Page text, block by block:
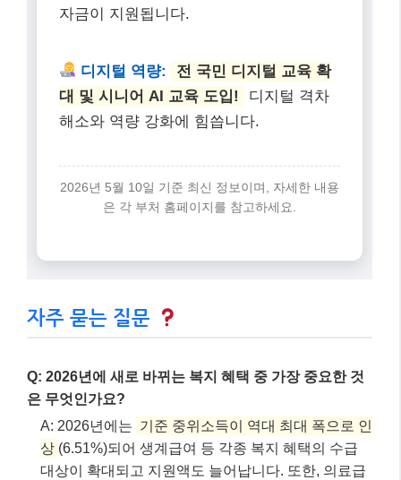
자주 묻는 질문
Q: 2026년에 새로 바뀌는 복지 혜택 중 가장 중요한 것
A: 2026년에는 기준 중위소득이 역대 최대 폭으로 인
(6.51%)되어 생계급여 등 각종 복지 혜택의 수급
대상이 확대되고 지원액도 늘어납니다. 또한, 의료급
어들 것으로 예상됩니다.
자산 형성 지원을 받을 수 있나요?
이 종료되었으며, 2026년부터는 ‘청년미래적금’ 이
새롭게 출시됩니다. 기존 도약계좌의 긴 납입 기간을
보완하여 짧은 기간 동안 정부 매칭 지원과 비과세 혜
택을 제공합니다.